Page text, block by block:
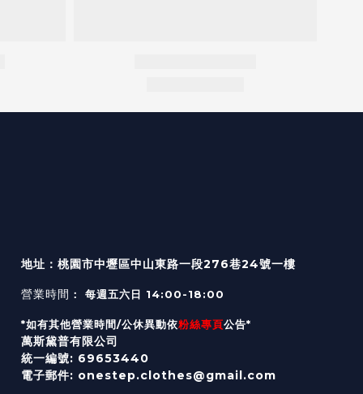
地址：桃園市中壢區中山東路一段276巷24號一樓
營業時間 ： 每週五六日 14:00-18:00
*如有其他營業時間/公休異動依粉絲專頁公告*
萬斯黛普有限公司
統一編號: 69653440
電子郵件: onestep.clothes@gmail.com